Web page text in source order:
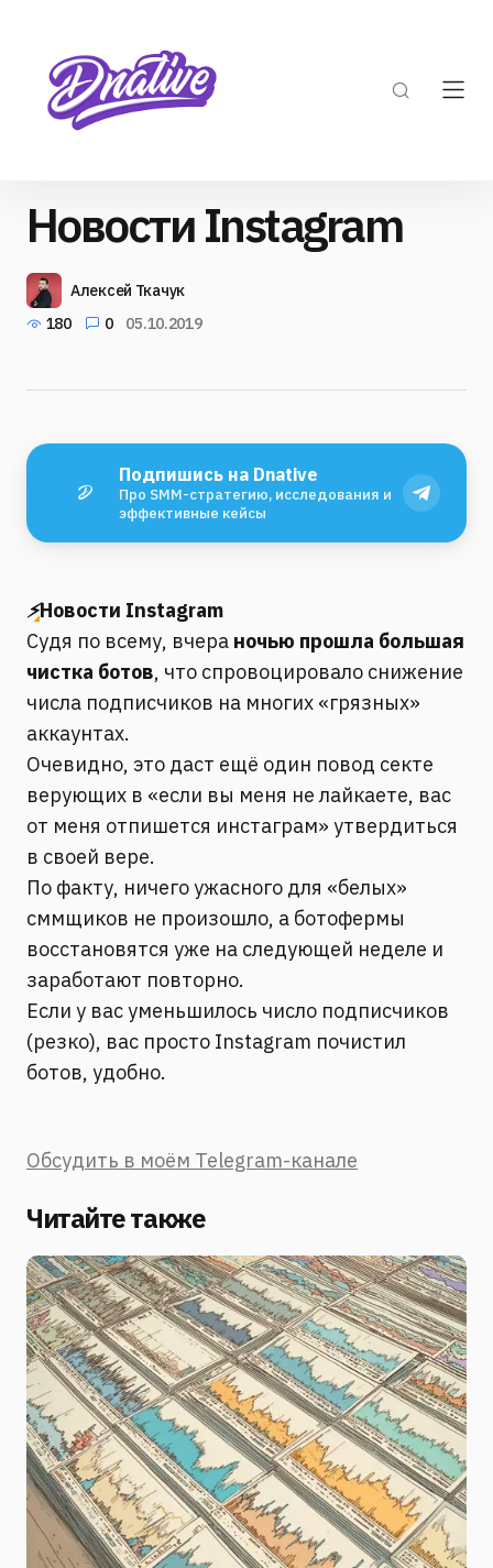
Новости Instagram
Алексей Ткачук
180
0 05.10.2019
Подпишись на Dnative
Про SMM-стратегию, исследования и
эффективные кейсы
⚡️Новости Instagram
Судя по всему, вчера ночью прошла большая
чистка ботов, что спровоцировало снижение
числа подписчиков на многих «грязных»
аккаунтах.
Очевидно, это даст ещё один повод секте
верующих в «если вы меня не лайкаете, вас
от меня отпишется инстаграм» утвердиться
в своей вере.
По факту, ничего ужасного для «белых»
сммщиков не произошло, а ботофермы
восстановятся уже на следующей неделе и
заработают повторно.
Если у вас уменьшилось число подписчиков
(резко), вас просто Instagram почистил
ботов, удобно.
Обсудить в моём Telegram-канале
Читайте также